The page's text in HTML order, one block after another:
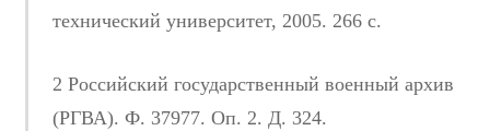
технический университет, 2005. 266 с.
2 Российский государственный военный архив
(РГВА). Ф. 37977. Оп. 2. Д. 324.